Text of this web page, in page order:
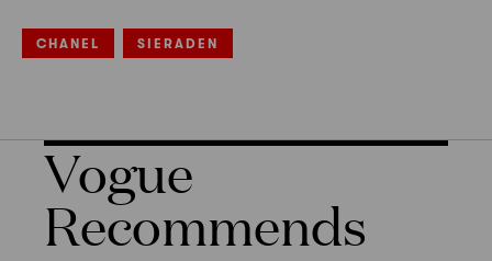
CHANEL SIERADEN
Vogue
Recommends